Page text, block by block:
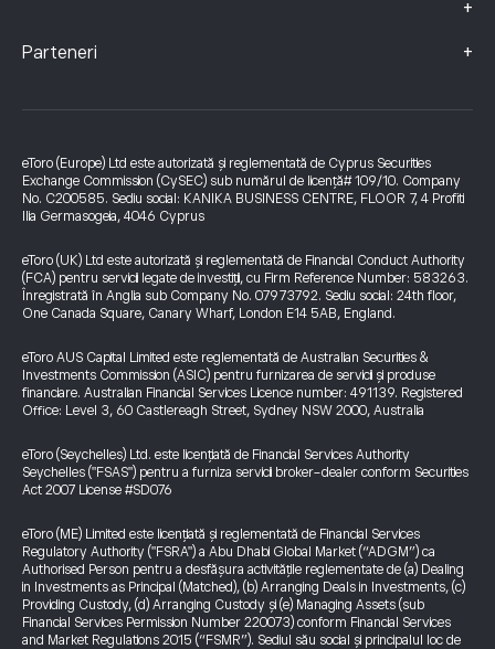
+
Parteneri +
eToro (Europe) Ltd este autorizată și reglementată de Cyprus Securities
Exchange Commission (CySEC) sub numărul de licență# 109/10. Company
No. C200585. Sediu social: KANIKA BUSINESS CENTRE, FLOOR 7, 4 Profiti
Ilia Germasogeia, 4046 Cyprus
eToro (UK) Ltd este autorizată și reglementată de Financial Conduct Authority
(FCA) pentru servicii legate de investiții, cu Firm Reference Number: 583263.
Înregistrată în Anglia sub Company No. 07973792. Sediu social: 24th floor,
One Canada Square, Canary Wharf, London E14 5AB, England.
eToro AUS Capital Limited este reglementată de Australian Securities &
Investments Commission (ASIC) pentru furnizarea de servicii și produse
financiare. Australian Financial Services Licence number: 491139. Registered
Office: Level 3, 60 Castlereagh Street, Sydney NSW 2000, Australia
eToro (Seychelles) Ltd. este licențiată de Financial Services Authority
Seychelles ("FSAS") pentru a furniza servicii broker-dealer conform Securities
Act 2007 License #SD076
eToro (ME) Limited este licențiată și reglementată de Financial Services
Regulatory Authority ("FSRA") a Abu Dhabi Global Market (“ADGM”) ca
Authorised Person pentru a desfășura activitățile reglementate de (a) Dealing
in Investments as Principal (Matched), (b) Arranging Deals in Investments, (c)
Providing Custody, (d) Arranging Custody și (e) Managing Assets (sub
Financial Services Permission Number 220073) conform Financial Services
and Market Regulations 2015 (“FSMR”). Sediul său social și principalul loc de